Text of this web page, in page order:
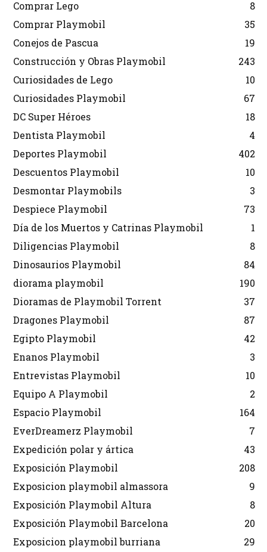
Comprar Lego
8
Comprar Playmobil
35
Conejos de Pascua
19
Construcción y Obras Playmobil
243
Curiosidades de Lego
10
Curiosidades Playmobil
67
DC Super Héroes
18
Dentista Playmobil
4
Deportes Playmobil
402
Descuentos Playmobil
10
Desmontar Playmobils
3
Despiece Playmobil
73
Día de los Muertos y Catrinas Playmobil
1
Diligencias Playmobil
8
Dinosaurios Playmobil
84
diorama playmobil
190
Dioramas de Playmobil Torrent
37
Dragones Playmobil
87
Egipto Playmobil
42
Enanos Playmobil
3
Entrevistas Playmobil
10
Equipo A Playmobil
2
Espacio Playmobil
164
EverDreamerz Playmobil
7
Expedición polar y ártica
43
Exposición Playmobil
208
Exposicion playmobil almassora
9
Exposición Playmobil Altura
8
Exposición Playmobil Barcelona
20
Exposicion playmobil burriana
29